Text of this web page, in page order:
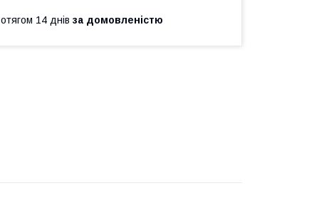
14 днів за домовленістю